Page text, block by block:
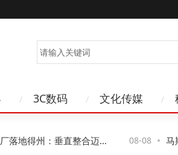
3C数码 文化传媒
州：垂直整合迈大 08-08 马斯克：